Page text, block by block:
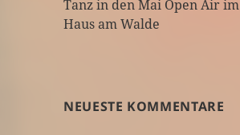
Tanz in den Mai Open Air im
Haus am Walde
NEUESTE KOMMENTARE